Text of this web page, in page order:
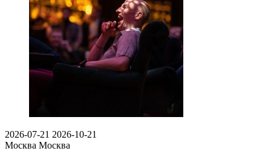
2026-07-21 2026-10-21
Москва Москва